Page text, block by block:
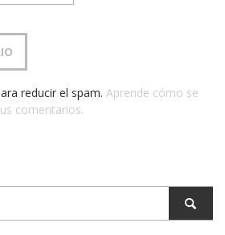
reducir el spam. Aprende cómo se
comentarios.